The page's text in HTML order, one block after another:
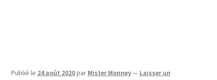
Publié le 24 août 2020par Mister Monney— Laisser un